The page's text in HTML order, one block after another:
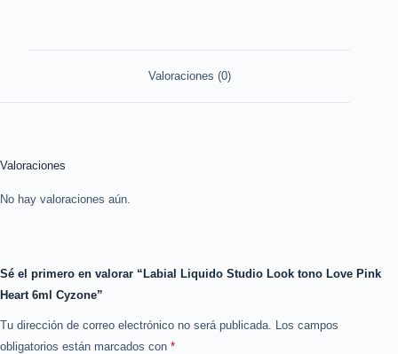
Cyzone
Valoraciones (0)
Valoraciones
No hay valoraciones aún.
Sé el primero en valorar “Labial Liquido Studio Look tono Love Pink
Heart 6ml Cyzone”
Tu dirección de correo electrónico no será publicada. Los campos
obligatorios están marcados con *